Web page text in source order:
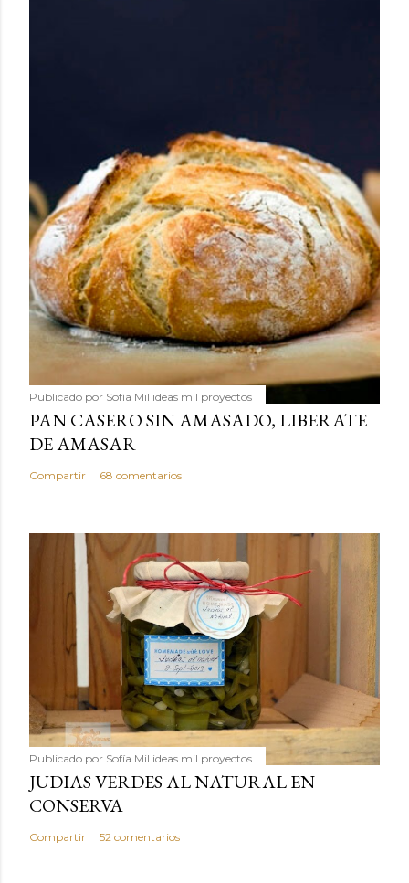
Publicado por Sofía Mil ideas mil proyectos
PAN CASERO SIN AMASADO, LIBERATE
DE AMASAR
Compartir 68 comentarios
Publicado por Sofía Mil ideas mil proyectos
JUDIAS VERDES AL NATURAL EN
CONSERVA
Compartir 52 comentarios